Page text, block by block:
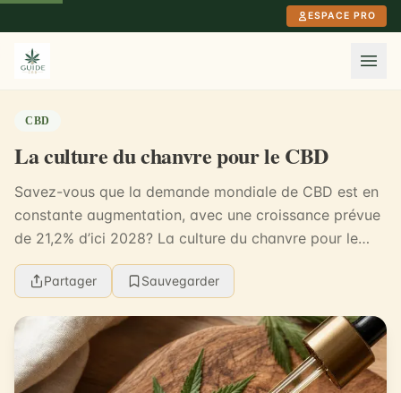
ESPACE PRO
CBD
La culture du chanvre pour le CBD
Savez-vous que la demande mondiale de CBD est en
constante augmentation, avec une croissance prévue
de 21,2% d’ici 2028? La culture du chanvre pour le
CBD a donc un potentiel énorme. C’est une plante ...
Partager Sauvegarder